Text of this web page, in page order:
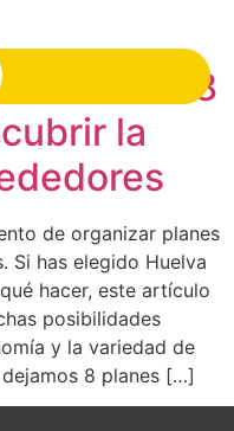
Huelva: 8
la
de organizar planes
Si has elegido Huelva
hacer, este artículo
posibilidades
y la variedad de
8 planes […]